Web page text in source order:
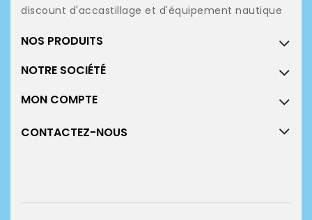
discount d'accastillage et d'équipement nautique
NOS PRODUITS
NOTRE SOCIÉTÉ
MON COMPTE
CONTACTEZ-NOUS